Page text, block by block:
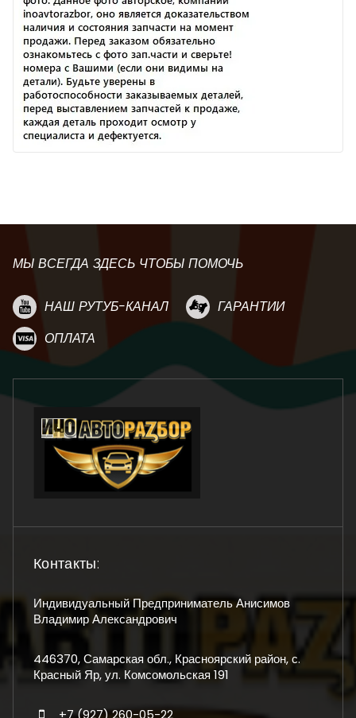
МЫ ВСЕГДА ЗДЕСЬ ЧТОБЫ ПОМОЧЬ
НАШ РУТУБ-КАНАЛ
ГАРАНТИИ
ОПЛАТА
Контакты:
Индивидуальный Предприниматель Анисимов
Владимир Александрович
446370, Самарская обл., Красноярский район, с.
Красный Яр, ул. Комсомольская 191
+7 (927) 260-05-22